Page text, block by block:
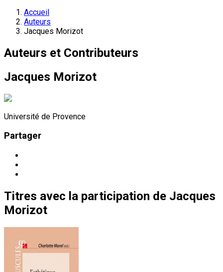
Accueil
Auteurs
Jacques Morizot
Auteurs et Contributeurs
Jacques Morizot
Université de Provence
Partager
Titres avec la participation de Jacques
Morizot